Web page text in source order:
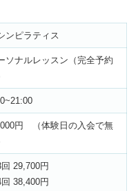
ンピラティス
ソナルレッスン（完全予約
円 （体験日の入会で無
回 29,700円
回 38,400円